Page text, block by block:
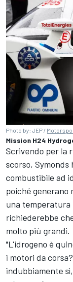
Photo by: JEP /
Mission H24
Scrivendo per la
scorso,
combustibile ad
poiché generano
una temperatura
richiederebbe
molto più grandi.
"L'idrogeno è
i motori da
indubbiamente